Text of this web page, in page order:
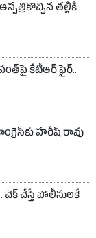
తల్లికి
కేటీఆర్ ఫైర్..
హరీష్ రావు
చెక్ చేస్తే పోలీసులకే